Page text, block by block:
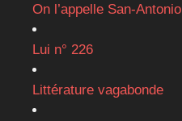
On l’appelle San-Antonio
Lui n° 226
Littérature vagabonde